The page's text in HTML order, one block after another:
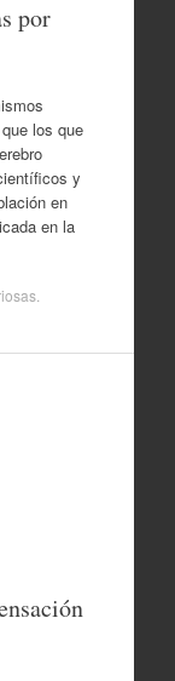
por
los que
y
en
en la
.